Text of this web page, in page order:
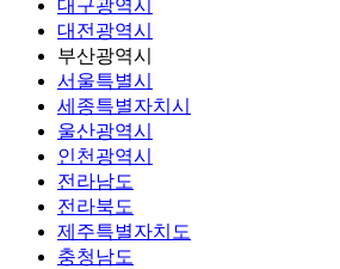
대구광역시
대전광역시
부산광역시
서울특별시
세종특별자치시
울산광역시
인천광역시
전라남도
전라북도
제주특별자치도
충청남도